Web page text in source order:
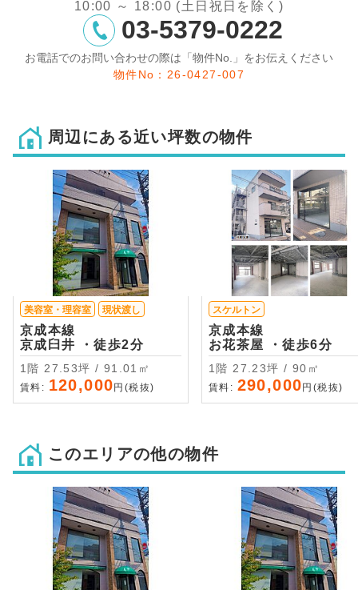
10:00 ～ 18:00 (土日祝日を除く)
03-5379-0222
お電話でのお問い合わせの際は「物件No.」をお伝えください
物件No：26-0427-007
周辺にある近い坪数の物件
美容室・理容室 現状渡し
京成本線
京成臼井 ・徒歩2分
1階 27.53坪 / 91.01㎡
賃料: 120,000 円(税抜)
スケルトン
京成本線
お花茶屋 ・徒歩6分
1階 27.23坪 / 90㎡
賃料: 290,000 円(税抜)
このエリアの他の物件